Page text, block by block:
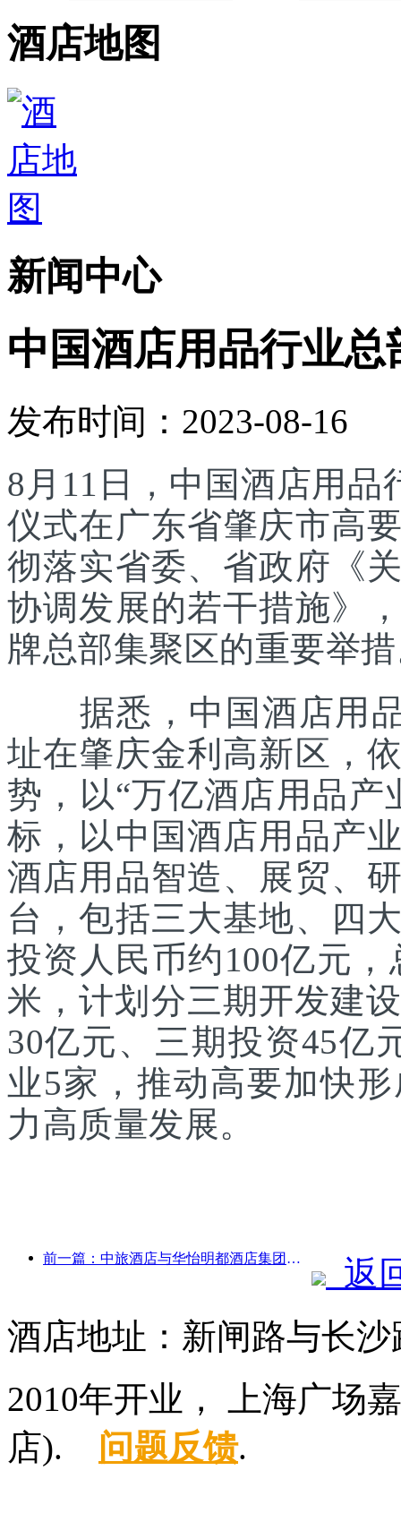
酒店地图
新闻中心
中国酒店用品行业
发布时间：2023-08-16
8月11日，中国酒店用
仪式在广东省肇庆市高
彻落实省委、省政府《
协调发展的若干措施》
牌总部集聚区的重要举
据悉，中国酒店用品
址在肇庆金利高新区，
势，以“万亿酒店用品
标，以中国酒店用品产
酒店用品智造、展贸、
台，包括三大基地、四
投资人民币约100亿元
米，计划分三期开发建
30亿元、三期投资45亿
业5家，推动高要加快
力高质量发展。
前一篇：中旅酒店与华怡明都酒店集团达成战略合作
返
酒店地址：新闸路与长
2010年开业， 上海广场
店). 问题反馈.